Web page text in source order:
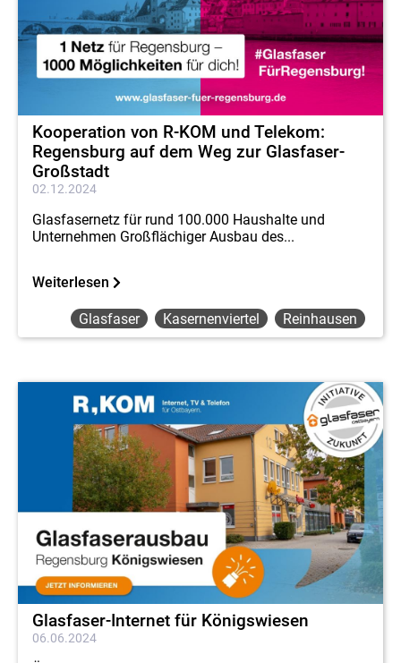
Kooperation von R-KOM und Telekom:
Regensburg auf dem Weg zur Glasfaser-
Großstadt
02.12.2024
Glasfasernetz für rund 100.000 Haushalte und
Unternehmen Großflächiger Ausbau des...
Weiterlesen
Glasfaser Kasernenviertel Reinhausen
Glasfaser-Internet für Königswiesen
06.06.2024